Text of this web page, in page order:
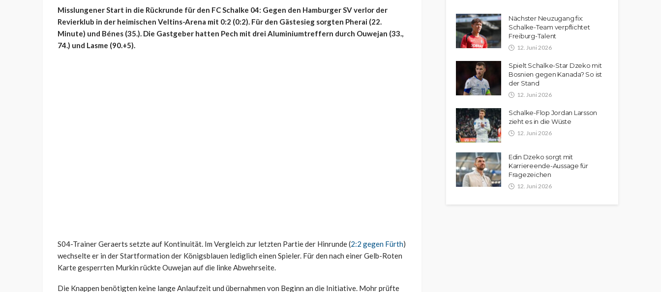
Misslungener Start in die Rückrunde für den FC Schalke 04: Gegen den Hamburger SV verlor der
Revierklub in der heimischen Veltins-Arena mit 0:2 (0:2). Für den Gästesieg sorgten Pherai (22.
Minute) und Bénes (35.). Die Gastgeber hatten Pech mit drei Aluminiumtreffern durch Ouwejan (33.,
74.) und Lasme (90.+5).
S04-Trainer Geraerts setzte auf Kontinuität. Im Vergleich zur letzten Partie der Hinrunde (2:2 gegen Fürth)
wechselte er in der Startformation der Königsblauen lediglich einen Spieler. Für den nach einer Gelb-Roten
Karte gesperrten Murkin rückte Ouwejan auf die linke Abwehrseite.
Die Knappen benötigten keine lange Anlaufzeit und übernahmen von Beginn an die Initiative. Mohr prüfte
Nächster Neuzugang fix:
Schalke-Team verpflichtet
Freiburg-Talent
12. Juni 2026
Spielt Schalke-Star Dzeko mit
Bosnien gegen Kanada? So ist
der Stand
12. Juni 2026
Schalke-Flop Jordan Larsson
zieht es in die Wüste
12. Juni 2026
Edin Dzeko sorgt mit
Karriereende-Aussage für
Fragezeichen
12. Juni 2026